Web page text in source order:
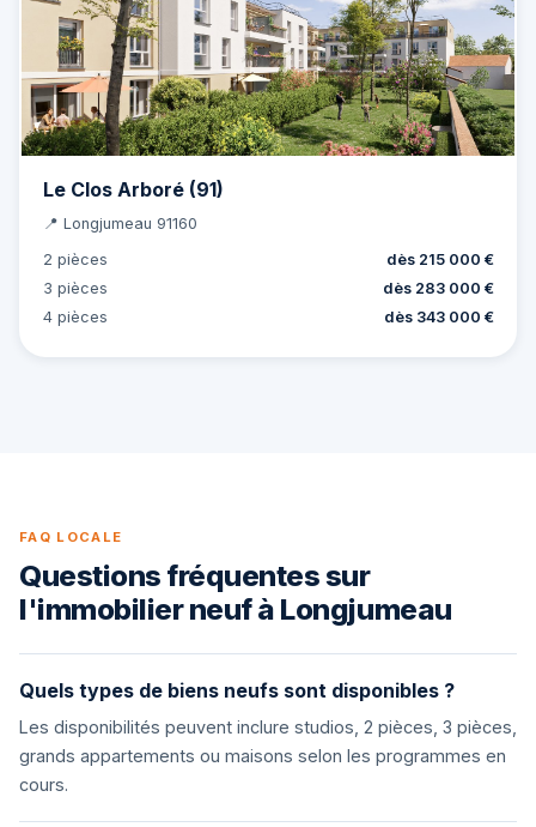
Le Clos Arboré (91)
📍 Longjumeau 91160
2 pièces
dès 215 000 €
3 pièces
dès 283 000 €
4 pièces
dès 343 000 €
FAQ LOCALE
Questions fréquentes sur
l'immobilier neuf à Longjumeau
Quels types de biens neufs sont disponibles ?
Les disponibilités peuvent inclure studios, 2 pièces, 3 pièces,
grands appartements ou maisons selon les programmes en
cours.